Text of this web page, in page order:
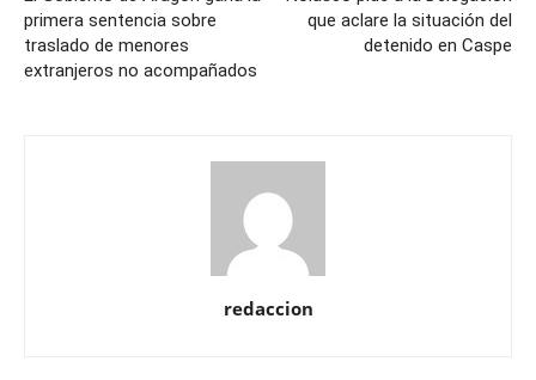
primera sentencia sobre
traslado de menores
extranjeros no acompañados
que aclare la situación del
detenido en Caspe
redaccion